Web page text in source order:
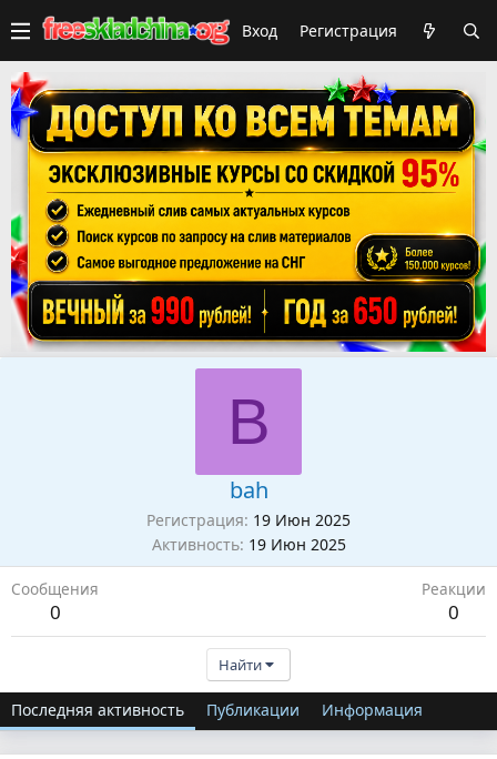
Вход Регистрация
B
bah
Регистрация 19 Июн 2025
Активность 19 Июн 2025
Сообщения
0
Реакции
0
Найти
Последняя активность Публикации Информация